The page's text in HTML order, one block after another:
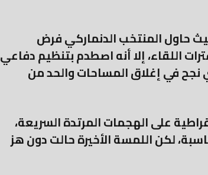
حاول المنتخب الدنماركي فرض
اللقاء، إلا أنه اصطدم بتنظيم دفاعي
في إغلاق المساحات والحد من
على الهجمات المرتدة السريعة،
لكن اللمسة الأخيرة حالت دون هز